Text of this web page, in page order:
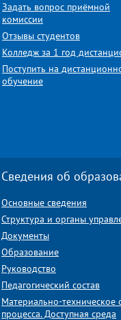
Задать вопрос приёмной
комиссии
Отзывы студентов
Колледж за 1 год
Поступить на
обучение
Сведения об
Основные сведения
Структура и органы
Документы
Образование
Руководство
Педагогический состав
Материально-техническое
процесса. Доступная среда